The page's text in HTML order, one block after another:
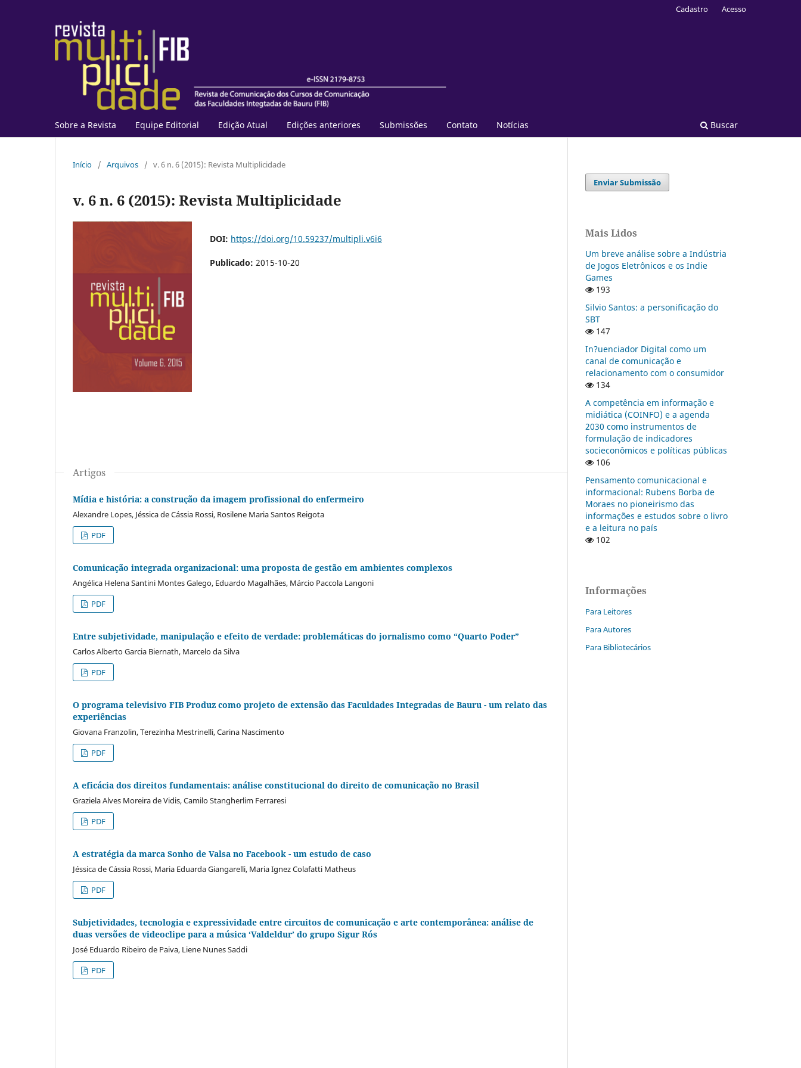
Sobre a Revista Equipe Editorial Edição Atual Edições anteriores Submissões Contato Notícias Buscar
Cadastro Acesso
Início / Arquivos / v. 6 n. 6 (2015): Revista Multiplicidade
v. 6 n. 6 (2015): Revista Multiplicidade
DOI: https://doi.org/10.59237/multipli.v6i6
Publicado: 2015-10-20
Artigos
Mídia e história: a construção da imagem profissional do enfermeiro
Alexandre Lopes, Jéssica de Cássia Rossi, Rosilene Maria Santos Reigota
PDF
Comunicação integrada organizacional: uma proposta de gestão em ambientes complexos
Angélica Helena Santini Montes Galego, Eduardo Magalhães, Márcio Paccola Langoni
PDF
Entre subjetividade, manipulação e efeito de verdade: problemáticas do jornalismo como “Quarto Poder”
Carlos Alberto Garcia Biernath, Marcelo da Silva
PDF
O programa televisivo FIB Produz como projeto de extensão das Faculdades Integradas de Bauru - um relato das
experiências
Giovana Franzolin, Terezinha Mestrinelli, Carina Nascimento
PDF
A eficácia dos direitos fundamentais: análise constitucional do direito de comunicação no Brasil
Graziela Alves Moreira de Vidis, Camilo Stangherlim Ferraresi
PDF
A estratégia da marca Sonho de Valsa no Facebook - um estudo de caso
Jéssica de Cássia Rossi, Maria Eduarda Giangarelli, Maria Ignez Colafatti Matheus
PDF
Subjetividades, tecnologia e expressividade entre circuitos de comunicação e arte contemporânea: análise de
duas versões de videoclipe para a música ‘Valdeldur’ do grupo Sigur Rós
José Eduardo Ribeiro de Paiva, Liene Nunes Saddi
PDF
Enviar Submissão
Mais Lidos
Um breve análise sobre a Indústria
de Jogos Eletrônicos e os Indie
Games
193
Silvio Santos: a personificação do
SBT
147
In?uenciador Digital como um
canal de comunicação e
relacionamento com o consumidor
134
A competência em informação e
midiática (COINFO) e a agenda
2030 como instrumentos de
formulação de indicadores
socieconômicos e políticas públicas
106
Pensamento comunicacional e
informacional: Rubens Borba de
Moraes no pioneirismo das
informações e estudos sobre o livro
e a leitura no país
102
Informações
Para Leitores
Para Autores
Para Bibliotecários